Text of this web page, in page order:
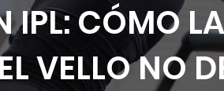
CÓMO
VELLO NO